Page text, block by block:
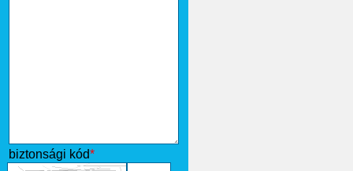
biztonsági kód*